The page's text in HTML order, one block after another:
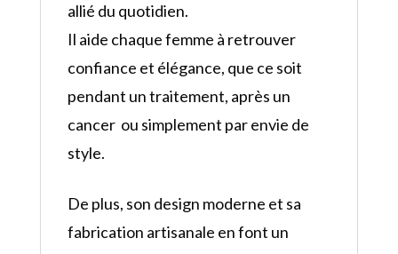
allié du quotidien.
Il aide chaque femme à retrouver
confiance et élégance, que ce soit
pendant un traitement, après un
cancer ou simplement par envie de
style.
De plus, son design moderne et sa
fabrication artisanale en font un